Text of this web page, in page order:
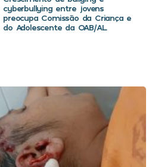
cyberbullying entre jovens
preocupa Comissão da Criança e
do Adolescente da OAB/AL